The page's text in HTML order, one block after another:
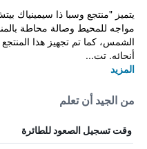
يتميز "منتجع وسبا ذا سيمينياك
مواجه للمحيط وصالة محاطة
الشمس، كما تم تجهيز هذا
أنحائه. تت...
المزيد
من الجيد أن تعلم
وقت تسجيل الصعود للطائرة